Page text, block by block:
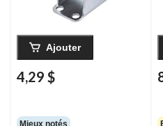
Ajouter
4,29 $
Mieux notés